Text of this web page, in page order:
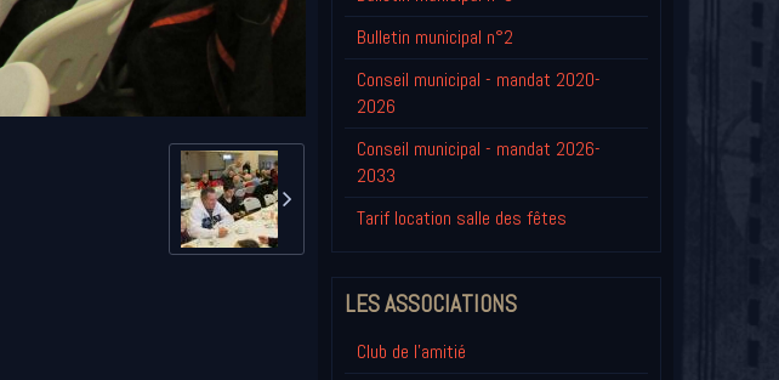
Bulletin municipal n°2
Conseil municipal - mandat 2020-
2026
Conseil municipal - mandat 2026-
2033
Tarif location salle des fêtes
LES ASSOCIATIONS
Club de l'amitié